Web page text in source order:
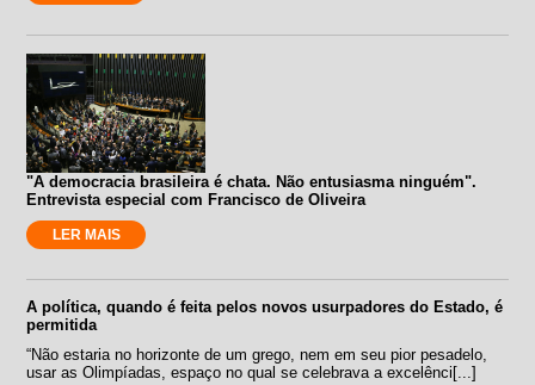
"A democracia brasileira é chata. Não entusiasma ninguém".
Entrevista especial com Francisco de Oliveira
LER MAIS
A política, quando é feita pelos novos usurpadores do Estado, é
permitida
“Não estaria no horizonte de um grego, nem em seu pior pesadelo,
usar as Olimpíadas, espaço no qual se celebrava a excelênci[...]